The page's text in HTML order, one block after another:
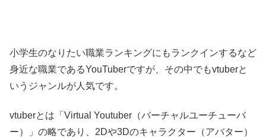
小学生のなりたい職業ランキングにもランクインするなど
身近な職業であるYouTuberですが、その中でもvtuberと
いうジャンルが人気です。
vtuberとは「Virtual Youtuber（バーチャルユーチューバ
ー）」の略であり、2Dや3Dのキャラクター（アバター）